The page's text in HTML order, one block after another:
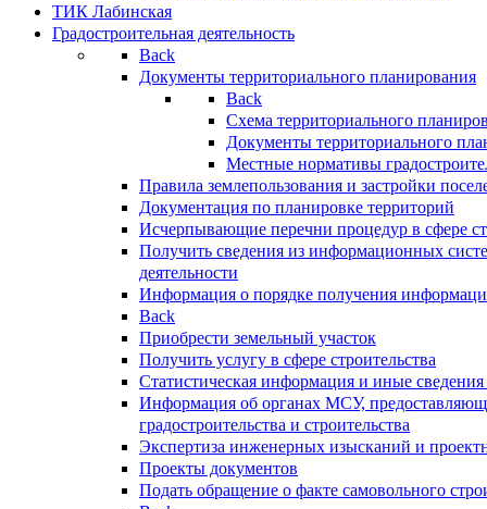
ТИК Лабинская
Градостроительная деятельность
Back
Документы территориального планирования
Back
Схема территориального
Документы территориального
Местные нормативы
Правила землепользования и застройки
Документация по планировке территорий
Исчерпывающие перечни процедур в сфере
Получить сведения из информационных
деятельности
Информация о порядке получения
Back
Приобрести земельный участок
Получить услугу в сфере строительства
Статистическая информация и иные сведения
Информация об органах МСУ,
градостроительства и строительства
Экспертиза инженерных изысканий и
Проекты документов
Подать обращение о факте самовольного